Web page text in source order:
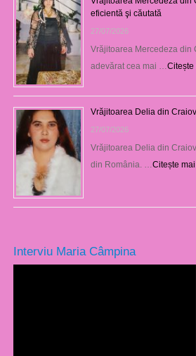
eficientă şi căutată
27/07/2026
Vrăjitoarea Mercedeza din
adevărat cea mai … Citește
Vrăjitoarea Delia din
27/07/2026
Vrăjitoarea Delia din
din România. … Citește
Interviu Maria Câmpina